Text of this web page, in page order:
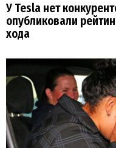
У Tesla нет
опубликовали
хода